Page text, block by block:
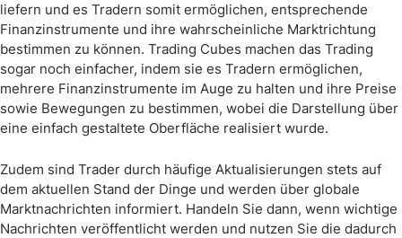
liefern und es Tradern somit ermöglichen, entsprechende
Finanzinstrumente und ihre wahrscheinliche Marktrichtung
bestimmen zu können. Trading Cubes machen das Trading
sogar noch einfacher, indem sie es Tradern ermöglichen,
mehrere Finanzinstrumente im Auge zu halten und ihre Preise
sowie Bewegungen zu bestimmen, wobei die Darstellung über
eine einfach gestaltete Oberfläche realisiert wurde.
Zudem sind Trader durch häufige Aktualisierungen stets auf
dem aktuellen Stand der Dinge und werden über globale
Marktnachrichten informiert. Handeln Sie dann, wenn wichtige
Nachrichten veröffentlicht werden und nutzen Sie die dadurch